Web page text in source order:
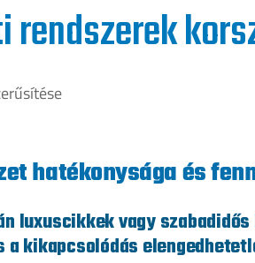
rendszerek
hatékonysága és
luxuscikkek vagy
a kikapcsolódás